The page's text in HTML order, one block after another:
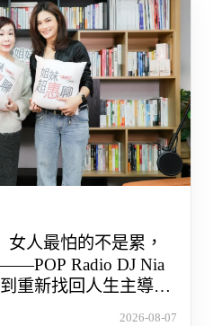
女人最怕的不是累，
Radio DJ Nia
重新找回人生主導權
2026-08-07